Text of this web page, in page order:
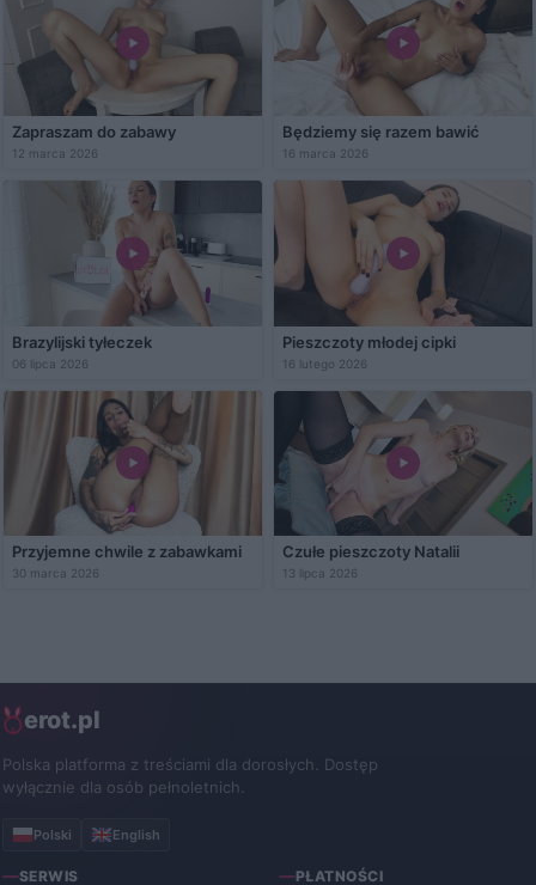
Zapraszam do zabawy
12 marca 2026
Będziemy się razem bawić
16 marca 2026
Brazylijski tyłeczek
06 lipca 2026
Pieszczoty młodej cipki
16 lutego 2026
Przyjemne chwile z zabawkami
30 marca 2026
Czułe pieszczoty Natalii
13 lipca 2026
erot.pl
Polska platforma z treściami dla dorosłych. Dostęp
wyłącznie dla osób pełnoletnich.
Polski English
SERWIS PŁATNOŚCI